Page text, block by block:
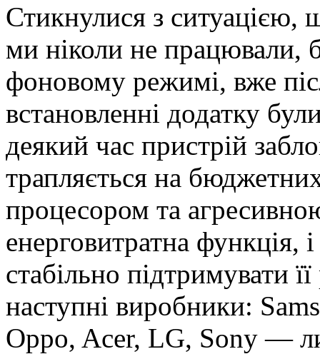
Стикнулися з ситуацією,
ми ніколи не працювали,
фоновому режимі, вже
встановленні додатку
деякий час пристрій
трапляється на
процесором та
енерговитратна функція,
стабільно підтримувати
наступні виробники:
Oppo, Acer, LG, Sony —